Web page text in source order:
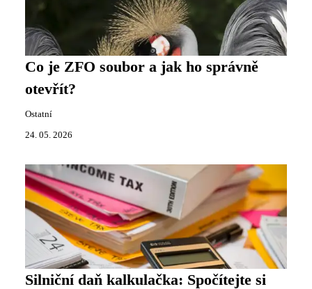
Co je ZFO soubor a jak ho správně
otevřít?
Ostatní
24. 05. 2026
Silniční daň kalkulačka: Spočítejte si